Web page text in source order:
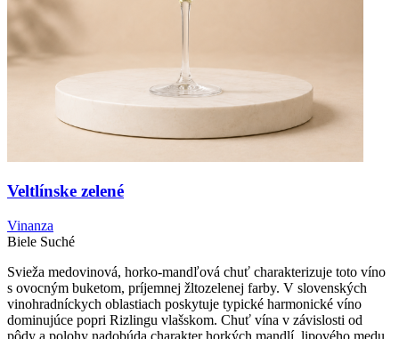
Veltlínske zelené
Vinanza
Biele Suché
Svieža medovinová, horko-mandľová chuť charakterizuje toto víno
s ovocným buketom, príjemnej žltozelenej farby. V slovenských
vinohradníckych oblastiach poskytuje typické harmonické víno
dominujúce popri Rizlingu vlašskom. Chuť vína v závislosti od